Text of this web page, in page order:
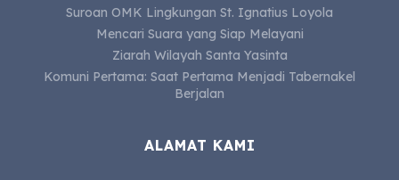
Suroan OMK Lingkungan St. Ignatius Loyola
Mencari Suara yang Siap Melayani
Ziarah Wilayah Santa Yasinta
Komuni Pertama: Saat Pertama Menjadi Tabernakel
Berjalan
ALAMAT KAMI